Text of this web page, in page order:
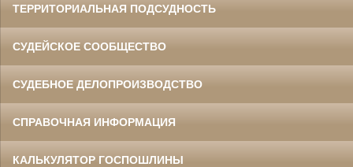
ТЕРРИТОРИАЛЬНАЯ ПОДСУДНОСТЬ
СУДЕЙСКОЕ СООБЩЕСТВО
СУДЕБНОЕ ДЕЛОПРОИЗВОДСТВО
СПРАВОЧНАЯ ИНФОРМАЦИЯ
КАЛЬКУЛЯТОР ГОСПОШЛИНЫ